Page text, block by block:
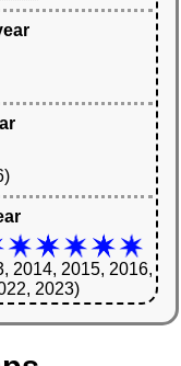
2014, 2015, 2016,
2023)